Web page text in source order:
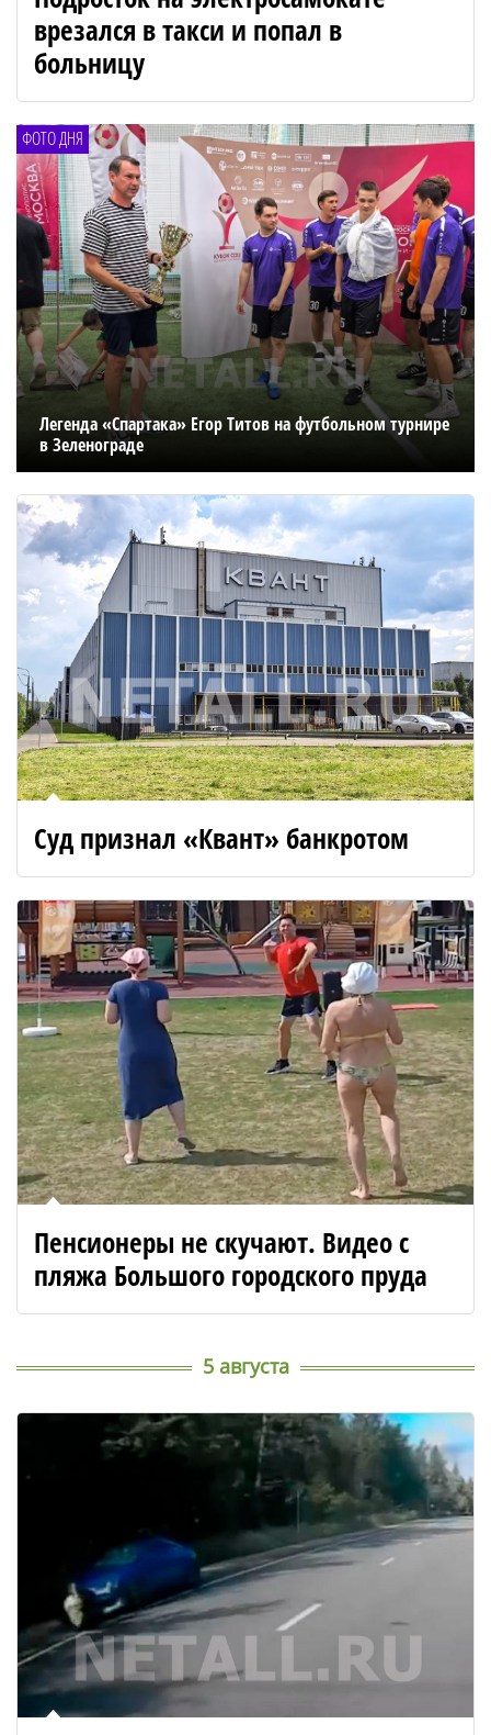
врезался в такси и попал в
больницу
ФОТО ДНЯ
Легенда «Спартака» Егор Титов на футбольном турнире
в Зеленограде
Суд признал «Квант» банкротом
Пенсионеры не скучают. Видео с
пляжа Большого городского пруда
5 августа